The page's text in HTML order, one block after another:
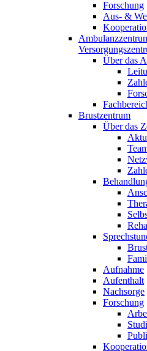
Forschung
Aus- &
Über das
Brustzentrum
Über das
Aufnahme
Aufenthalt
Nachsorge
Forschung